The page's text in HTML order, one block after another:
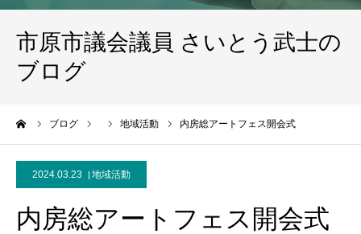
市原市議会議員 さいとう武士の
ブログ
ブログ 地域活動 内房総アートフェス開会式
2024.03.23 地域活動
内房総アートフェス開会式